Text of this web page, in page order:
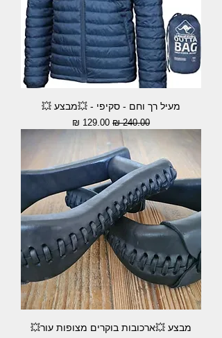
מעיל רך וחם - סקיפי - 💥מבצע 💥
מחיר רגיל מחיר מבצע
מבצע 💥ארכובות בוקרים מצופות עור💥